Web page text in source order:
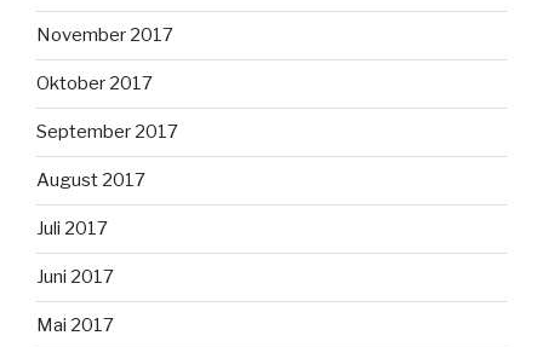
November 2017
Oktober 2017
September 2017
August 2017
Juli 2017
Juni 2017
Mai 2017